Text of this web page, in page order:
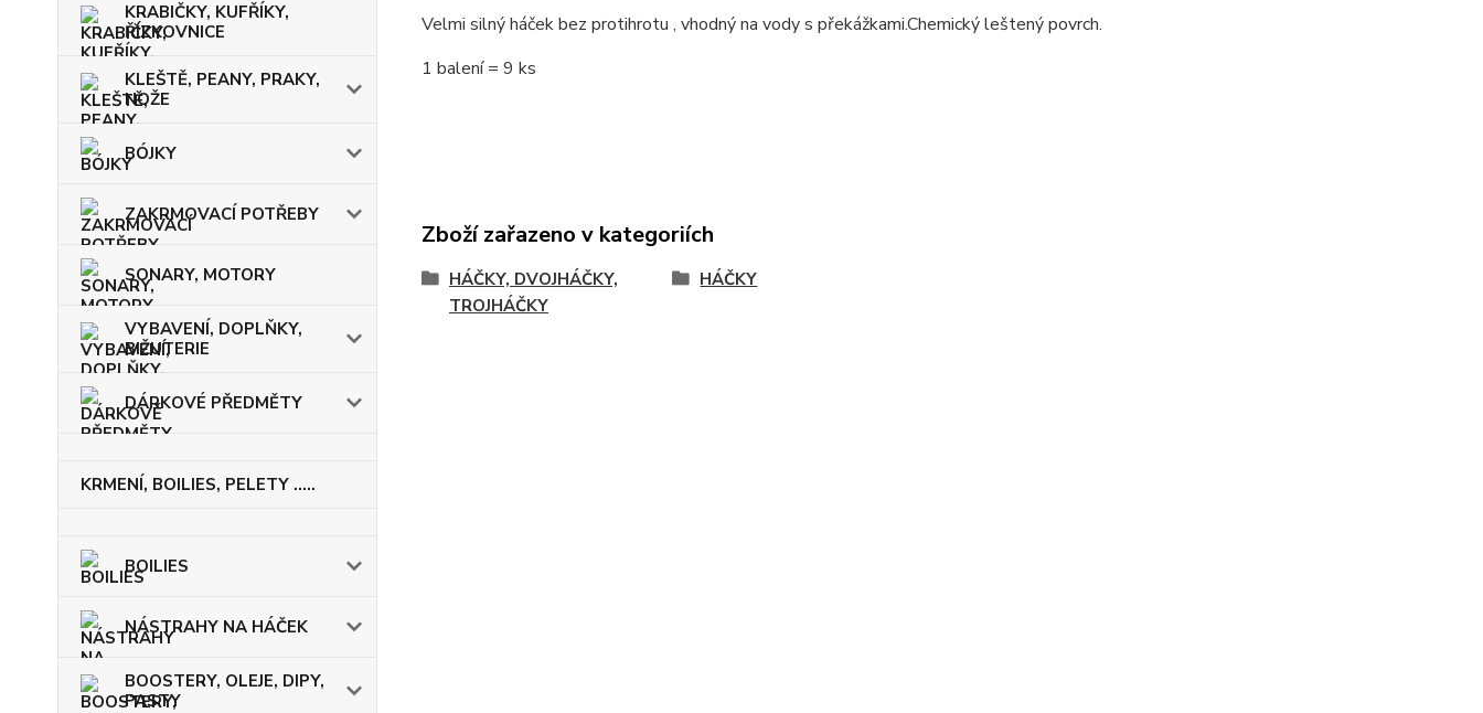
KRABIČKY, KUFŘÍKY,
ŘÍZKOVNICE
KLEŠTĚ, PEANY, PRAKY,
NOŽE
BÓJKY
ZAKRMOVACÍ POTŘEBY
SONARY, MOTORY
VYBAVENÍ, DOPLŇKY,
BIŽUTERIE
DÁRKOVÉ PŘEDMĚTY
KRMENÍ, BOILIES, PELETY .....
BOILIES
NÁSTRAHY NA HÁČEK
BOOSTERY, OLEJE, DIPY,
PASTY
Velmi silný háček bez protihrotu , vhodný na vody s překážkami.Chemický leštený povrch.
1 balení = 9 ks
Zboží zařazeno v kategoriích
HÁČKY, DVOJHÁČKY,
TROJHÁČKY
HÁČKY